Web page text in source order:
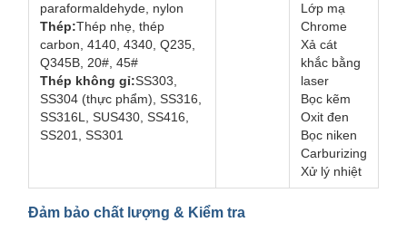
paraformaldehyde, nylon
Thép:Thép nhẹ, thép
carbon, 4140, 4340, Q235,
Q345B, 20#, 45#
Thép không gỉ:SS303,
SS304 (thực phẩm), SS316,
SS316L, SUS430, SS416,
SS201, SS301
Lớp mạ
Chrome
Xả cát
khắc bằng
laser
Bọc kẽm
Oxit đen
Bọc niken
Carburizing
Xử lý nhiệt
Đảm bảo chất lượng & Kiểm tra